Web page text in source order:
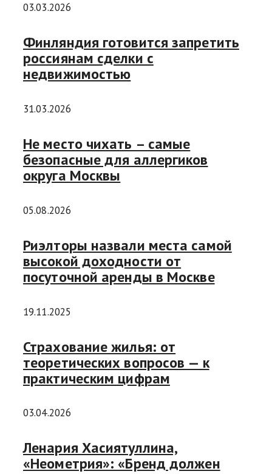
03.03.2026
Финляндия готовится запретить
россиянам сделки с
недвижимостью
31.03.2026
Не место чихать – самые
безопасные для аллергиков
округа Москвы
05.08.2026
Риэлторы назвали места самой
высокой доходности от
посуточной аренды в Москве
19.11.2025
Страхование жилья: от
теоретических вопросов — к
практическим цифрам
03.04.2026
Ленария Хасиятуллина,
«Неометрия»: «Бренд должен